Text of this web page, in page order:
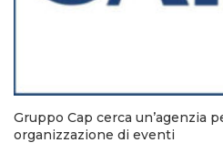
Gruppo Cap cerca un’agenzia
organizzazione di eventi